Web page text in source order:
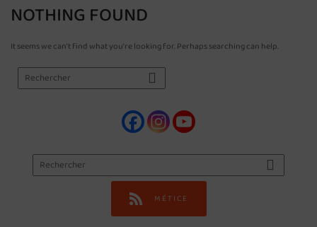
NOTHING FOUND
It seems we can’t find what you’re looking for. Perhaps searching can help.
MÉTICE